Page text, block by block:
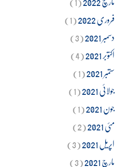
فروری 2022
(1)
دسمبر 2021
(3)
اکتوبر 2021
(4)
ستمبر 2021
(1)
جولائی 2021
(1)
جون 2021
(1)
مئی 2021
(2)
اپریل 2021
(3)
مارچ 2021
(3)